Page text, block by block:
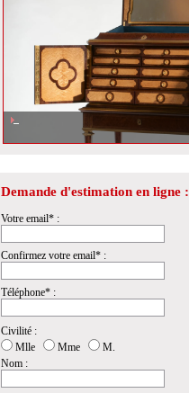
Demande d'estimation en ligne :
Votre email* :
Confirmez votre email* :
Téléphone* :
Civilité :
Mlle
Mme
M.
Nom :